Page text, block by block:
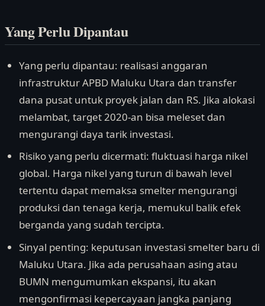
Yang Perlu Dipantau
Yang perlu dipantau: realisasi anggaran
infrastruktur APBD Maluku Utara dan transfer
dana pusat untuk proyek jalan dan RS. Jika alokasi
melambat, target 2020-an bisa meleset dan
mengurangi daya tarik investasi.
Risiko yang perlu dicermati: fluktuasi harga nikel
global. Harga nikel yang turun di bawah level
tertentu dapat memaksa smelter mengurangi
produksi dan tenaga kerja, memukul balik efek
berganda yang sudah tercipta.
Sinyal penting: keputusan investasi smelter baru di
Maluku Utara. Jika ada perusahaan asing atau
BUMN mengumumkan ekspansi, itu akan
mengonfirmasi kepercayaan jangka panjang